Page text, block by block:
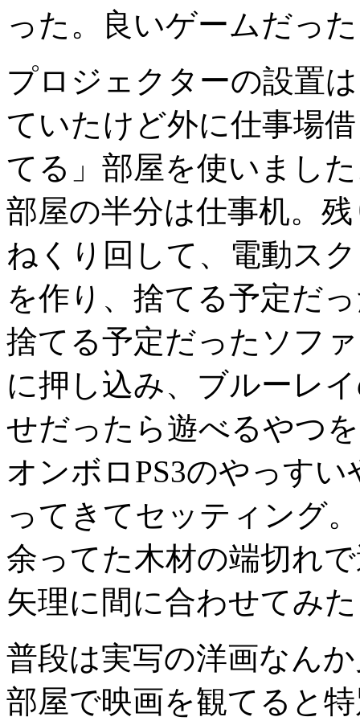
った。良いゲームだっ
プロジェクターの設置
ていたけど外に仕事場
てる」部屋を使いまし
部屋の半分は仕事机。
ねくり回して、電動ス
を作り、捨てる予定だ
捨てる予定だったソフ
に押し込み、ブルーレ
せだったら遊べるやつ
オンボロPS3のやっす
ってきてセッティング
余ってた木材の端切れ
矢理に間に合わせてみ
普段は実写の洋画なん
部屋で映画を観てると